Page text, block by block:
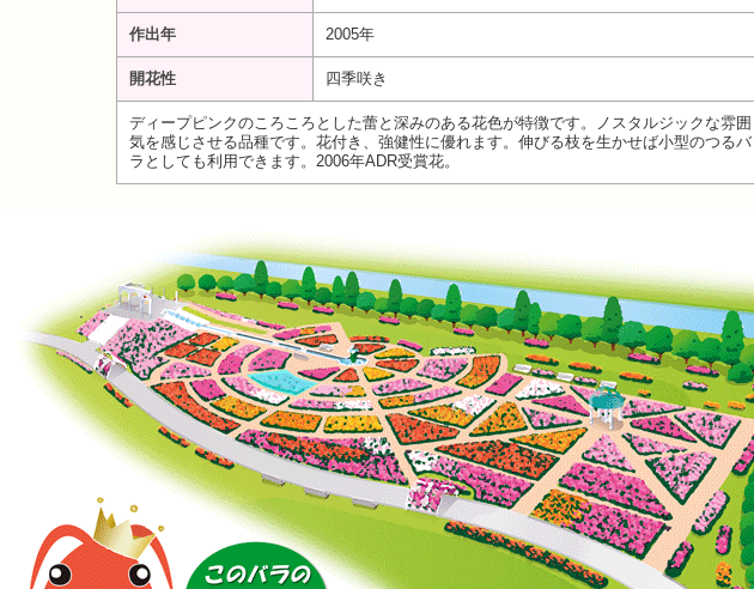
作出年 2005年
開花性 四季咲き
ディープピンクのころころとした蕾と深みのある花色が特徴です。ノスタルジックな雰囲
気を感じさせる品種です。花付き、強健性に優れます。伸びる枝を生かせば小型のつるバ
ラとしても利用できます。2006年ADR受賞花。